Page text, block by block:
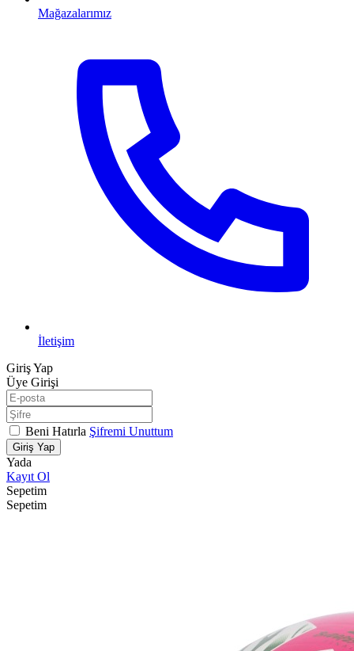
Mağazalarımız
İletişim
Giriş Yap
Üye Girişi
Beni Hatırla Şifremi Unuttum
Giriş Yap
Yada
Kayıt Ol
Sepetim
Sepetim